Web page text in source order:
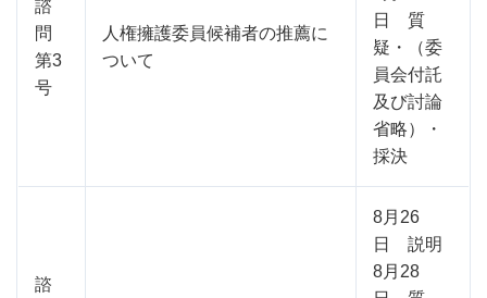
諮
問
第3
号
人権擁護委員候補者の推薦に
ついて
日 質
疑・（委
員会付託
及び討論
省略）・
採決
諮
8月26
日 説明
8月28